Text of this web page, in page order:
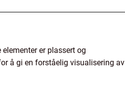
er plassert og
å gi en forståelig visualisering av